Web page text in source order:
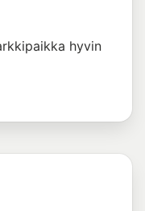
hyvin